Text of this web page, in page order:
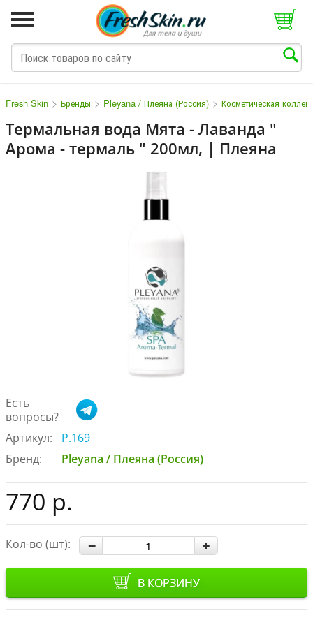
Fresh Skin > Бренды > Pleyana / Плеяна (Россия) > Косметическая
Термальная вода Мята - Лаванда "
Арома - термаль " 200мл, | Плеяна
Есть
вопросы?
Артикул:
Р.169
Бренд:
Pleyana / Плеяна (Россия)
770 р.
Кол-во (шт):
В КОРЗИНУ